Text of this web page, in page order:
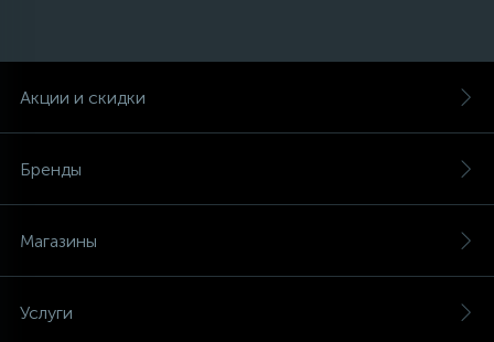
Акции и скидки
Бренды
Магазины
Услуги